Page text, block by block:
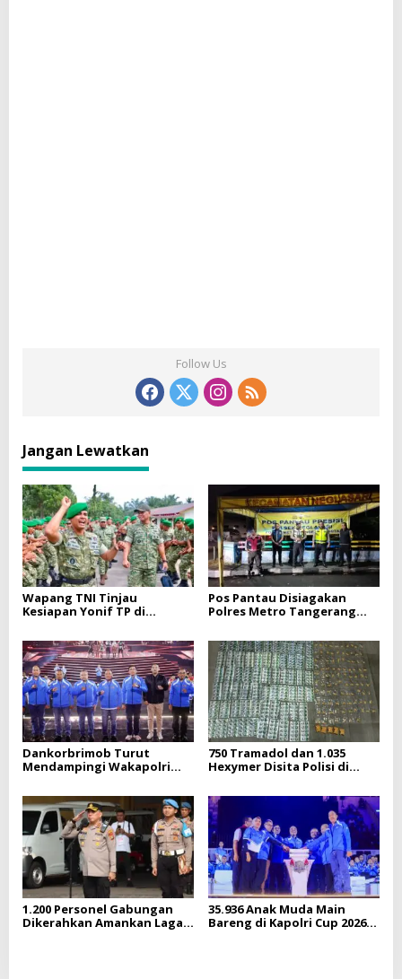
Follow Us
Jangan Lewatkan
Wapang TNI Tinjau
Kesiapan Yonif TP di
Pos Pantau Disiagakan
Polres Metro Tangerang
Gangguan Kamtibmas
Dankorbrimob Turut
Mendampingi Wakapolri
E-Sports Kapolri Cup 2026
750 Tramadol dan 1.035
Hexymer Disita Polisi di
1.200 Personel Gabungan
Dikerahkan Amankan Laga
35.936 Anak Muda Main
Bareng di Kapolri Cup 2026,